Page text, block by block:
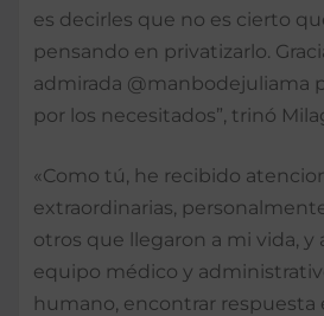
es decirles que no es cierto
pensando en privatizarlo.
admirada @manbodejuliama
por los necesitados”, trinó
«Como tú, he recibido
extraordinarias,
otros que llegaron a mi vida, y
equipo médico y
humano, encontrar respuesta